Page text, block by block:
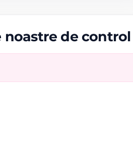
noastre de control